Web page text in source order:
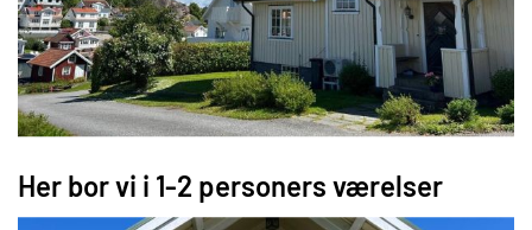
Her bor vi i 1-2 personers værelser